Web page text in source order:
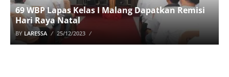
69 WBP Lapas Kelas I Malang Dapatkan Remisi
Hari Raya Natal
BY LARESSA 25/12/2023